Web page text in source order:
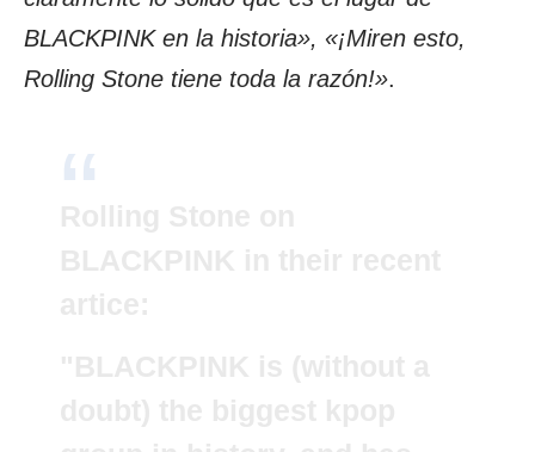
BLACKPINK en la historia», «¡Miren esto,
Rolling Stone tiene toda la razón!».